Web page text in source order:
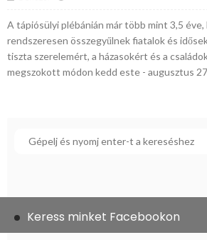
A tápiósülyi plébánián már több mint 3,5
rendszeresen összegyűlnek fiatalok és
tiszta szerelemért, a házasokért és a
megszokott módon kedd este - augusztus
Keress minket Facebookon